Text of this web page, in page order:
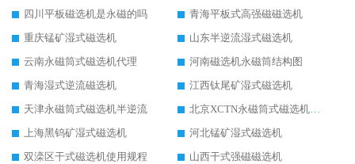
四川平板磁选机是永磁的吗
青海平板式高强磁磁选机
重庆锰矿湿式磁选机
山东半逆流湿式磁选机
云南永磁筒式磁选机代理
河南磁选机永磁筒结构图
青海湿式逆流磁选机
江西钛尾矿湿式磁选机
天津永磁筒式磁选机半逆流
北京XCTN永磁筒式磁选机磁块位置
上海黑钨矿湿式磁选机
河北锰矿湿式磁选机
双滦区干式磁选机使用规程
山西干式强磁磁选机